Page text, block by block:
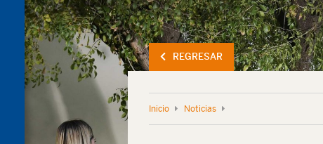
REGRESAR
Inicio Noticias